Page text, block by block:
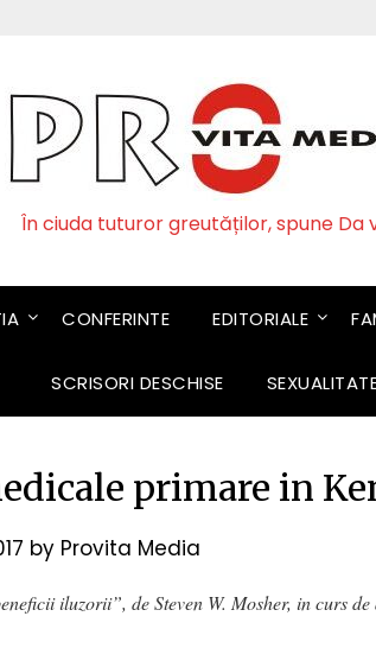
În ciuda tuturor greutăților, spune Da
CONFERINTE EDITORIALE
SCRISORI DESCHISE
primare in
by Provita Media
iluzorii”, de Steven W. Mosher, in curs